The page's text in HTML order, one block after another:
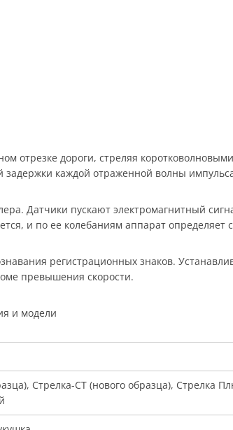
отрезке дороги, стреляя
задержки каждой отраженной волны
Датчики пускают электромагнитный
и по ее колебаниям аппарат определяет
регистрационных знаков.
превышения скорости.
и модели
Стрелка-СТ (нового образца), Стрелка